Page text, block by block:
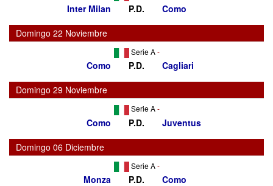
Inter Milan P.D.
Como
Domingo 22 Noviembre
Serie A -
Como P.D.
Cagliari
Domingo 29 Noviembre
Serie A -
Como P.D.
Juventus
Domingo 06 Diciembre
Serie A -
Monza P.D.
Como